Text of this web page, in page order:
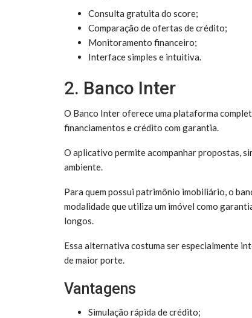
Consulta gratuita do score;
Comparação de ofertas de crédito;
Monitoramento financeiro;
Interface simples e intuitiva.
2. Banco Inter
O Banco Inter oferece uma plataforma
financiamentos e crédito com garantia.
O aplicativo permite acompanhar propostas,
ambiente.
Para quem possui patrimônio imobiliário, o
modalidade que utiliza um imóvel como
longos.
Essa alternativa costuma ser especialmente
de maior porte.
Vantagens
Simulação rápida de crédito;